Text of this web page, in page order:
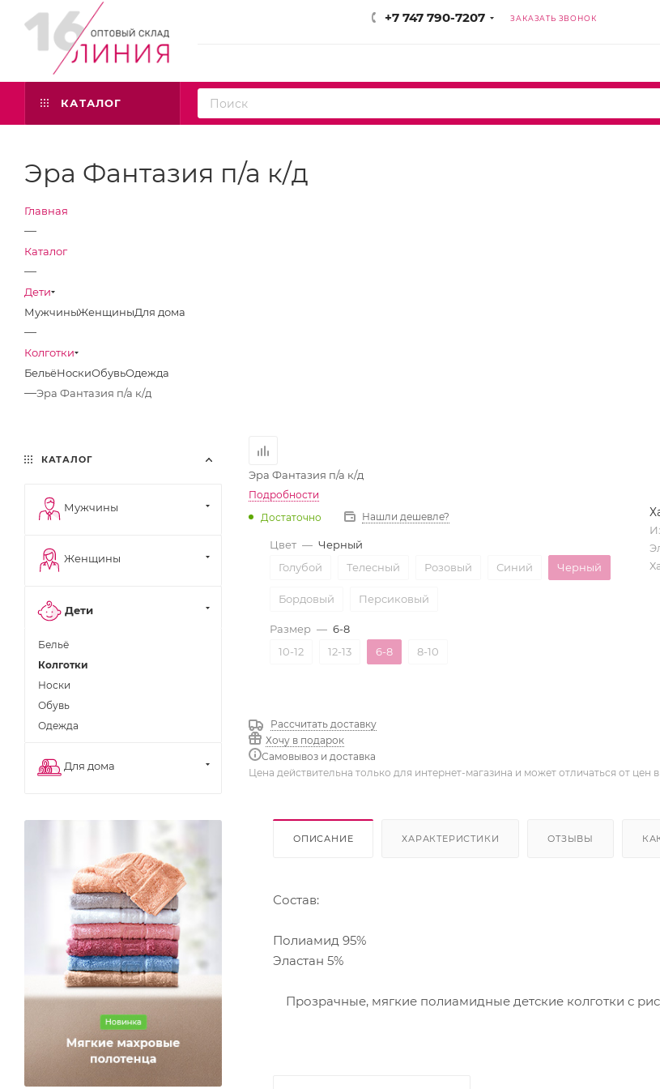
+7 747 790-7207 ЗАКАЗАТЬ ЗВОНОК
КАТАЛОГ
Эра Фантазия п/а к/д
Главная
—
Каталог
—
Дети
МужчиныЖенщиныДля дома
—
Колготки
БельёНоскиОбувьОдежда
—Эра Фантазия п/а к/д
Эра Фантазия п/а к/д
Подробности
Достаточно
Нашли дешевле?
Цвет — Черный
Голубой
Телесный Розовый Синий Черный
Бордовый Персиковый
Размер — 6-8
10-12
12-13 6-8 8-10
Рассчитать доставку
Хочу в подарок
Самовывоз и доставка
Цена действительна только для интернет-магазина и может отличаться от цен
ОПИСАНИЕ ХАРАКТЕРИСТИКИ ОТЗЫВЫ
Состав:
Полиамид 95%
Эластан 5%
Прозрачные, мягкие полиамидные детские колготки с
КАТАЛОГ
Мужчины
Женщины
Дети
Бельё
Колготки
Носки
Обувь
Одежда
Для дома